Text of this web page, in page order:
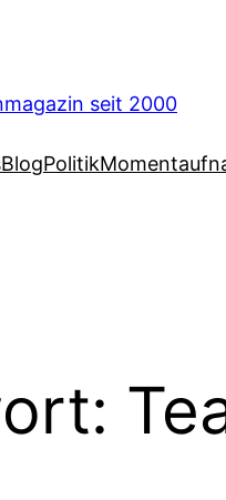
seit 2000
BlogPolitik